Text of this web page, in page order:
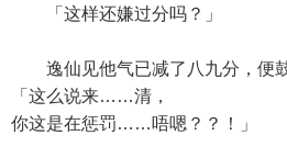
「这样还嫌过分吗？」
逸仙见他气已减了八九分，便鼓
「这么说来……清，
你这是在惩罚……唔嗯？？！」